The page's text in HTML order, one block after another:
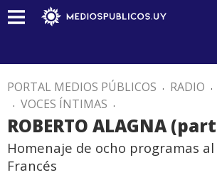
PORTAL MEDIOS PÚBLICOS . RADIO .
. VOCES ÍNTIMAS .
ROBERTO ALAGNA
Homenaje de ocho programas
Francés